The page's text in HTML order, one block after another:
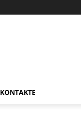
KONTAKTE